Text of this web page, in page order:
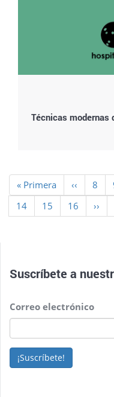
Técnicas modernas
Paginación
Primera
página
« Primera
Página
anterior
‹‹ Page
8
Page
14 Page
15 Page
16 ››
Suscríbete a
Correo electrónico
¡Suscríbete!